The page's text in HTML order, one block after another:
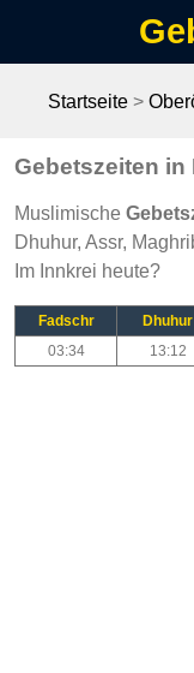
Startseite>
Gebetszeiten in
Muslimische
Dhuhur, Assr,
Im Innkrei heute?
Fadschr Dhuhur
03:34
13:12